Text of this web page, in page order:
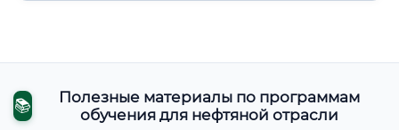
📚
Полезные материалы по программам
обучения для нефтяной отрасли